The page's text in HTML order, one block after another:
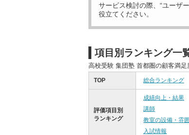
サービス検討の際、“ユーザ
役立てください。
項目別ランキング一
高校受験 集団塾 首都圏の顧客満足
TOP 総合ランキング
評価項目別
ランキング
成績向上・結果
講師
教室の設備・雰
入試情報